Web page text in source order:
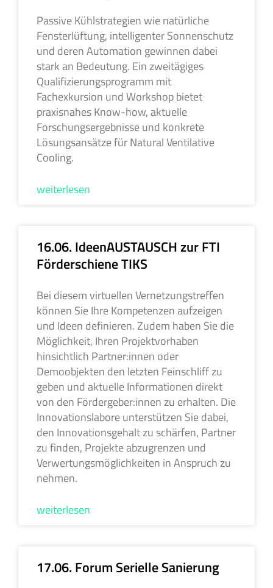
Passive Kühlstrategien wie natürliche
Fensterlüftung, intelligenter Sonnenschutz
und deren Automation gewinnen dabei
stark an Bedeutung. Ein zweitägiges
Qualifizierungsprogramm mit
Fachexkursion und Workshop bietet
praxisnahes Know-how, aktuelle
Forschungsergebnisse und konkrete
Lösungsansätze für Natural Ventilative
Cooling.
weiterlesen
16.06. IdeenAUSTAUSCH zur FTI
Förderschiene TIKS
Bei diesem virtuellen Vernetzungstreffen
können Sie Ihre Kompetenzen aufzeigen
und Ideen definieren. Zudem haben Sie die
Möglichkeit, Ihren Projektvorhaben
hinsichtlich Partner:innen oder
Demoobjekten den letzten Feinschliff zu
geben und aktuelle Informationen direkt
von den Fördergeber:innen zu erhalten. Die
Innovationslabore unterstützen Sie dabei,
den Innovationsgehalt zu schärfen, Partner
zu finden, Projekte abzugrenzen und
Verwertungsmöglichkeiten in Anspruch zu
nehmen.
weiterlesen
17.06. Forum Serielle Sanierung